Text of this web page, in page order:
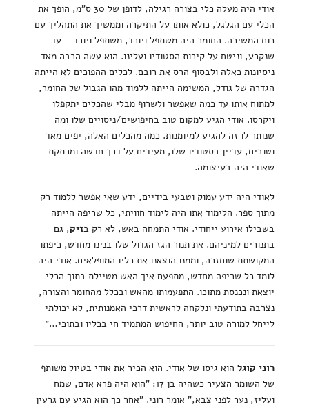
אודי היה מעלה כלי בצורה רגילה, לדופן של 30 ס"מ, הופך את
הכלי עם הגלגל, כולא אותו על התיקרה וממשיך את התהליך עם
כוח המשיכה. החומר היה משתפל ויורד, משתפל ויורד – עד
שנקרע, וניטח על קירות הסטודיו ועלינו. הוא עשה הרבה מאד
ניסיונות כאלה ולבסוף הרס את רובם. לכלים ההפוכים לא הייתה
הגדרה של גודל, המשימה הייתה ללמוד מהו הגבול של החומר,
למתוח אותו עד כמה שאפשר ולשרוף מבלי שהכלים יתקפלו
ויקרסו. אודי הגיע למקום טוב בחיפושים/ניסויים שלו ומה
שנותר לו זה להגיע למיומנות. כמה מהכלים האלה, יפים מאד
וטובים, עדיין בסטודיו שלו, מעידים על דרך חדשה ומרתקת
שאודי היה בעיצומה.
לאודי היה ידע עמוק וטבעי בידיים, ידע שאי אפשר ללמוד רק
מתוך ספר. הלימוד אתו היה לימוד חוויתי, כל שריפה הייתה
בשבילו אירוע ייחודי. אודי התמחה באש, לא רק בזיק, גם
בתנורים למיניהם. את תנור הגז הגדול שלו בנינו מחדש, כיפתו
המקושתת שוחזרה, וממנו הוצאנו את כליו המופלאים. אודי היה
לומד כל שריפה מחדש, מתפעם איך האש מטיילת בתוך הכלי
יוצאת ונכנסת מתוכו. התפעמותו מהאש ובכלל מהחומר והצורה,
נצרבה בתודעתי ונלקחה לראשית דרכי האמנותית, לא יכולתי
לייחל למורה טוב יותר, החיפוש המתמיד חי בכליו ובתוכי…״
רוני קוגלהוא גיסו של אודי. הוא הכיר את אודי בטיול משותף
של השומר הצעיר כשהיה בן 17: "הוא היה פרא אדם, שמח
ועליז, נער לפני צבא," אומר רוני. "אחר כך הוא הגיע עם גרעין